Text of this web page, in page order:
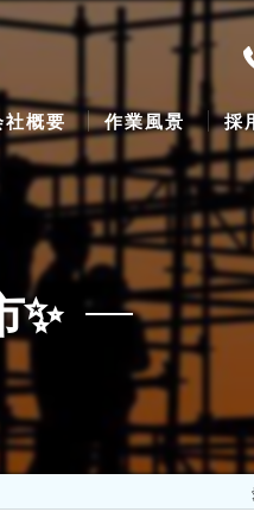
社概要 作業風景 採
✨